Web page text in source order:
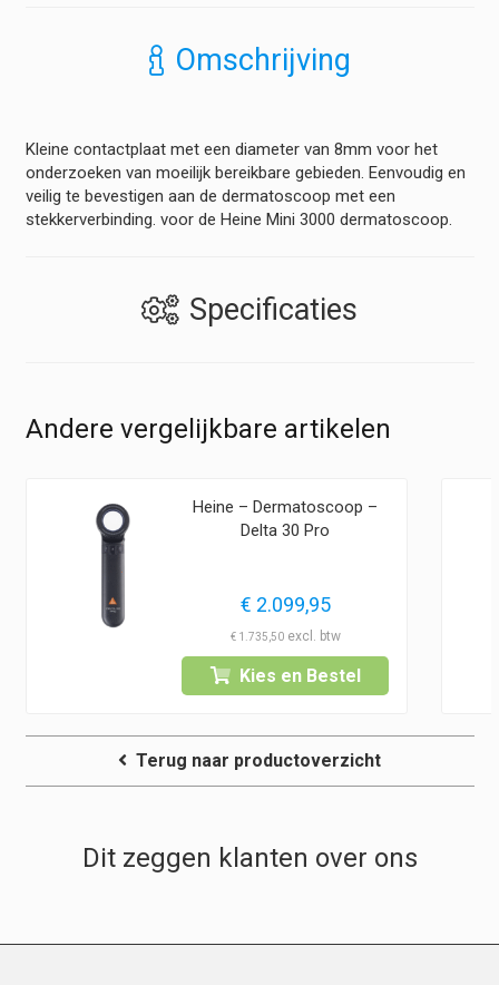
Omschrijving
Kleine contactplaat met een diameter van 8mm voor het
onderzoeken van moeilijk bereikbare gebieden. Eenvoudig en
veilig te bevestigen aan de dermatoscoop met een
stekkerverbinding. voor de Heine Mini 3000 dermatoscoop.
Specificaties
Andere vergelijkbare artikelen
Heine – Dermatoscoop –
Delta 30 Pro
€ 2.099,95
€1.735,50
Kies en Bestel
Terug naar productoverzicht
Dit zeggen klanten over ons